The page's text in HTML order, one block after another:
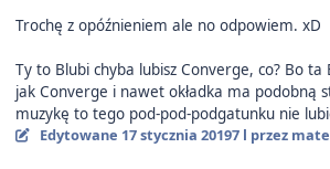
Trochę z opóźnieniem ale no odpowiem. xD
Ty to Blubi chyba lubisz Converge, co? Bo ta
jak Converge i nawet okładka ma podobną
muzykę to tego pod-pod-podgatunku nie
Edytowane 17 stycznia 20197 l przez